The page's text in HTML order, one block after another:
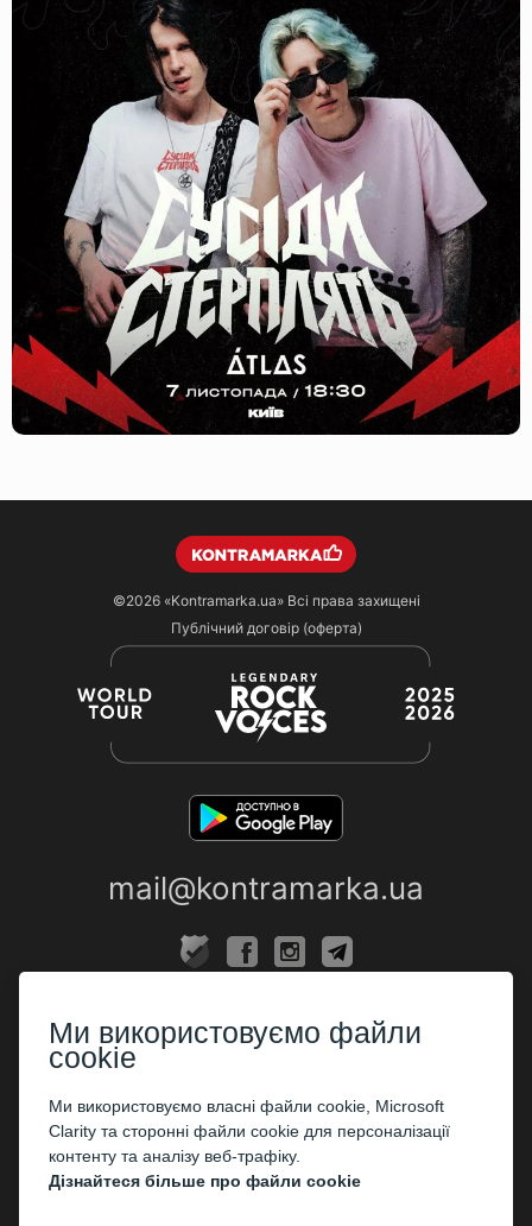
©2026 «Kontramarka.ua»Всі права захищені
Публічний договір (оферта)
mail@kontramarka.ua
Каси
ПАРТНЕРАМ
Організаторам
Корпоративним клієнтам
Ми використовуємо файли
cookie
Ми використовуємо власні файли cookie, Microsoft
Clarity та сторонні файли cookie для персоналізації
контенту та аналізу веб-трафіку.
Дізнайтеся більше про файли cookie